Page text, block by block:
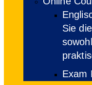
Sie
Exam